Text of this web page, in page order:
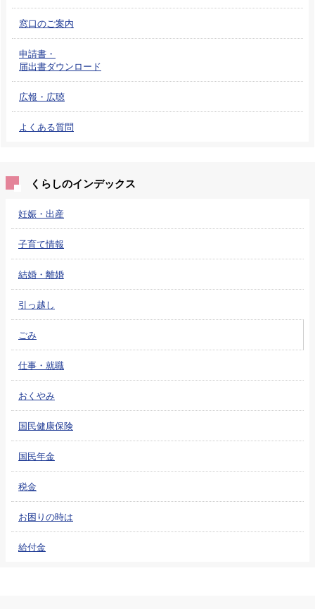
窓口のご案内
申請書・
届出書ダウンロード
広報・広聴
よくある質問
くらしのインデックス
妊娠・出産
子育て情報
結婚・離婚
引っ越し
ごみ
仕事・就職
おくやみ
国民健康保険
国民年金
税金
お困りの時は
給付金